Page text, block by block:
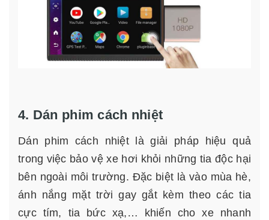
4. Dán phim cách nhiệt
Dán phim cách nhiệt là giải pháp hiệu quả
trong việc bảo vệ xe hơi khỏi những tia độc hại
bên ngoài môi trường. Đặc biệt là vào mùa hè,
ánh nắng mặt trời gay gắt kèm theo các tia
cực tím, tia bức xạ,… khiến cho xe nhanh